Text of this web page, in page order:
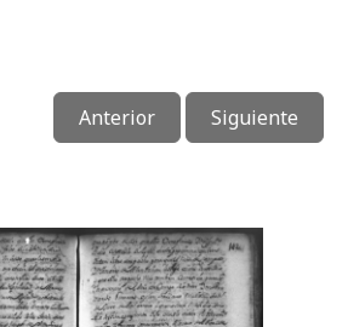
Anterior Siguiente